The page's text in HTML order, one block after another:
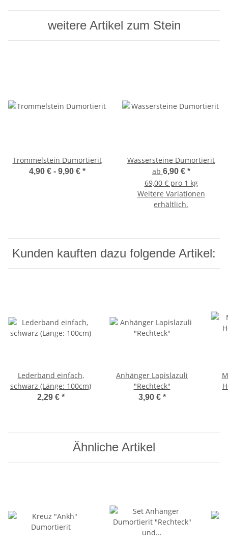
weitere Artikel zum Stein
Trommelstein Dumortierit
4,90 € - 9,90 € *
Wassersteine Dumortierit
ab 6,90 € *
69,00 € pro 1 kg
Weitere Variationen
erhältlich.
Kunden kauften dazu folgende Artikel:
Lederband einfach,
schwarz (Länge: 100cm)
2,29 € *
Anhänger Lapislazuli
"Rechteck"
3,90 € *
Ähnliche Artikel